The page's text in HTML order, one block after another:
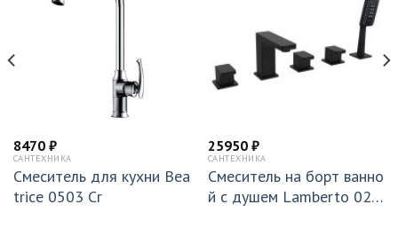
8470 ₽
САНТЕХНИКА
Смеситель для кухни Bea
trice 0503 Cr
25950 ₽
САНТЕХНИКА
Смеситель на борт ванно
й с душем Lamberto 020